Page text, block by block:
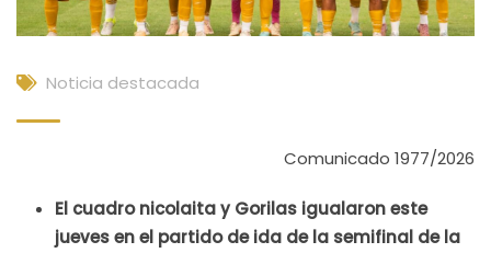
Noticia destacada
Comunicado 1977/2026
El cuadro nicolaita y Gorilas igualaron este
jueves en el partido de ida de la semifinal de la